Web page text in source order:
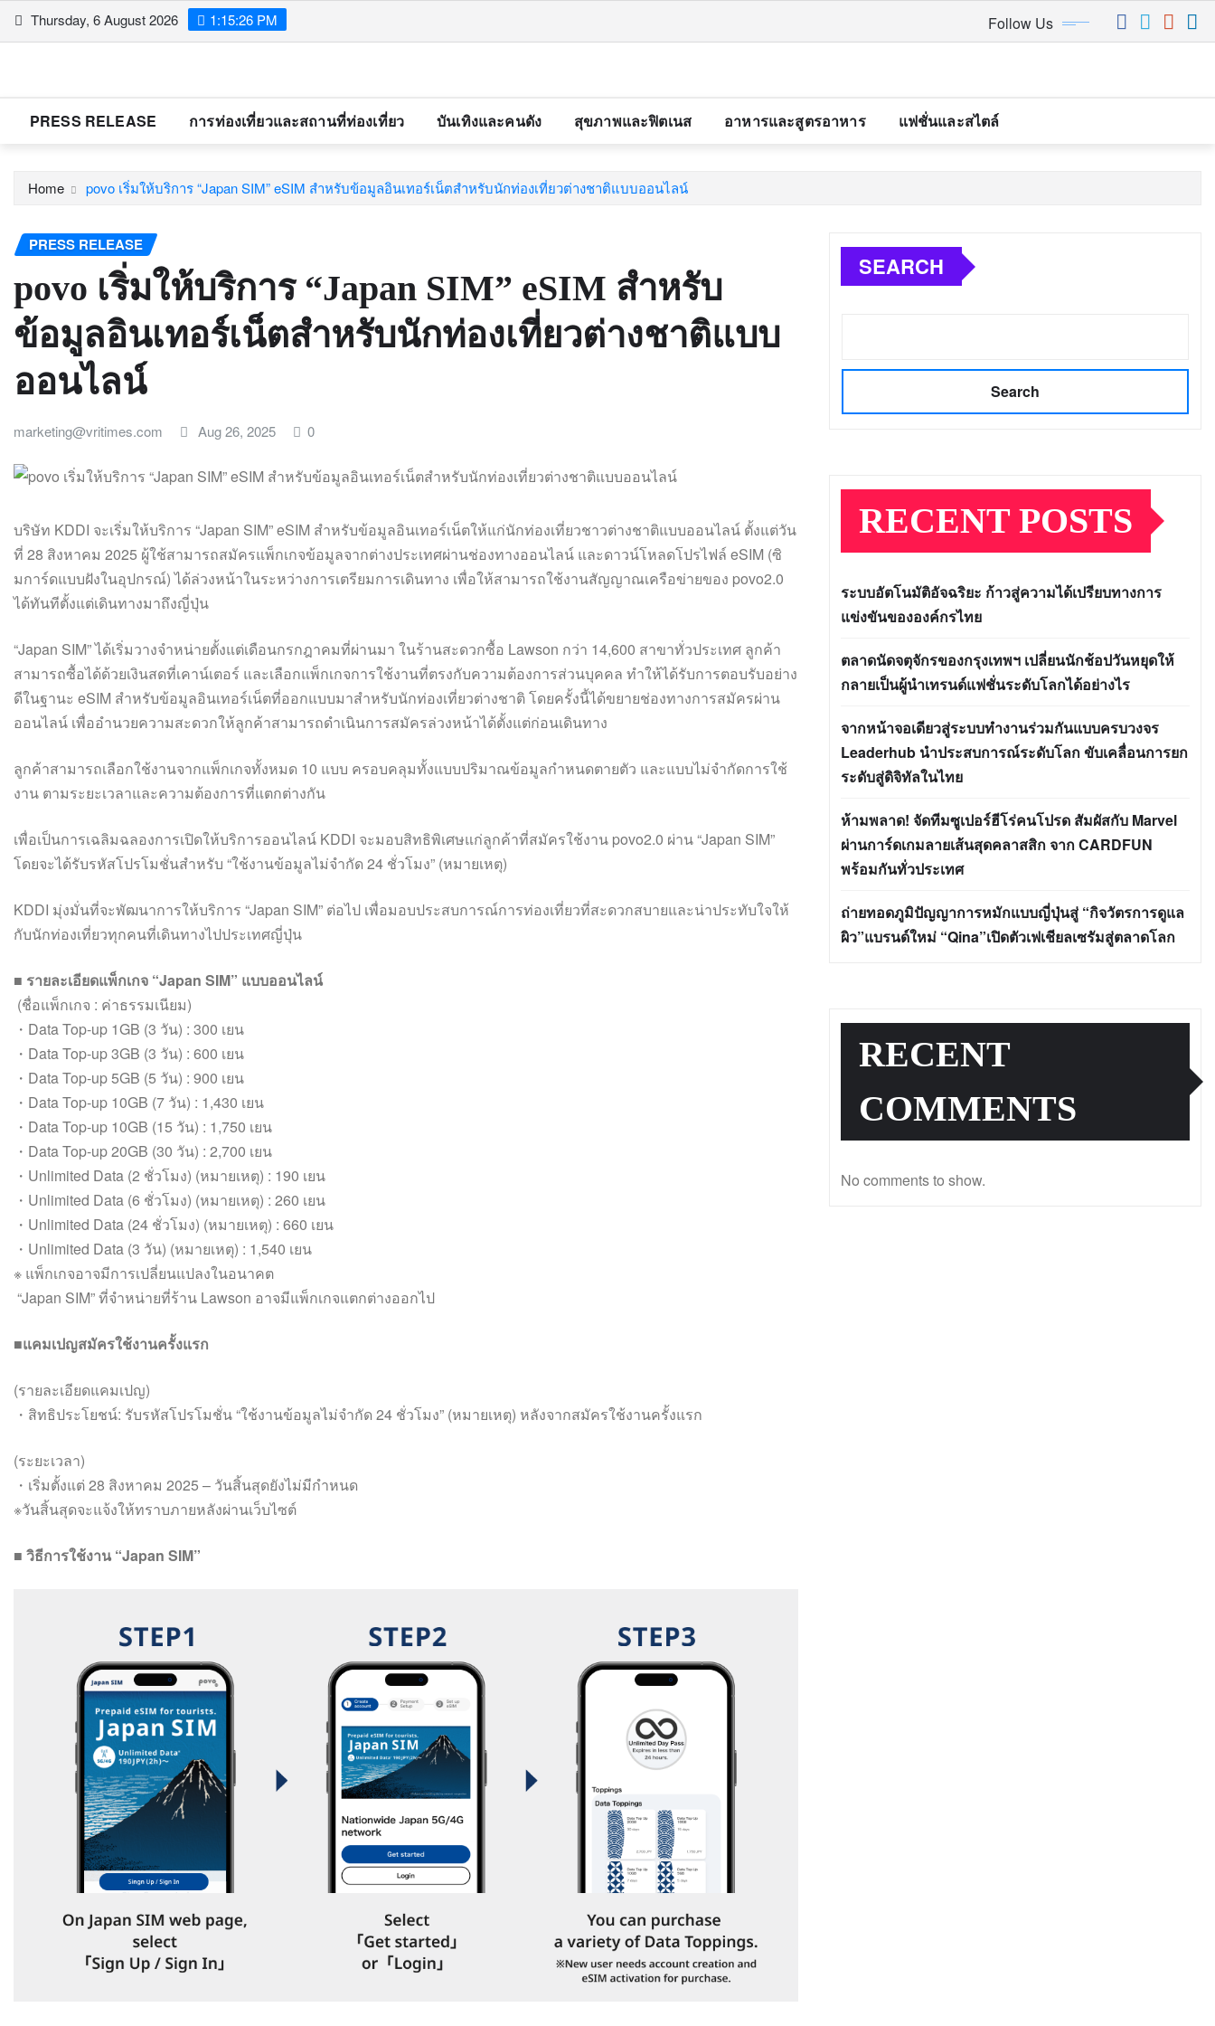
Skip Thursday, 6 August 2026 1:15:27 PM Follow Us
PRESS RELEASE การท่องเที่ยวและสถานที่ท่องเที่ยว บันเทิงและคนดัง สุขภาพและฟิตเนส อาหารและสูตรอาหาร แฟชั่นและสไตล์
Home povo เริ่มให้บริการ “Japan SIM” eSIM สำหรับข้อมูลอินเทอร์เน็ตสำหรับนักท่องเที่ยวต่างชาติแบบออนไลน์
PRESS RELEASE
povo เริ่มให้บริการ “Japan SIM” eSIM สำหรับ
ข้อมูลอินเทอร์เน็ตสำหรับนักท่องเที่ยวต่างชาติแบบ
ออนไลน์
marketing@vritimes.com Aug 26, 2025 0
บริษัท KDDI จะเริ่มให้บริการ “Japan SIM” eSIM สำหรับข้อมูลอินเทอร์เน็ตให้แก่นักท่องเที่ยวชาวต่างชาติแบบออนไลน์ ตั้งแต่วัน
ที่ 28 สิงหาคม 2025 ผู้ใช้สามารถสมัครแพ็กเกจข้อมูลจากต่างประเทศผ่านช่องทางออนไลน์ และดาวน์โหลดโปรไฟล์ eSIM (ซิ
มการ์ดแบบฝังในอุปกรณ์) ได้ล่วงหน้าในระหว่างการเตรียมการเดินทาง เพื่อให้สามารถใช้งานสัญญาณเครือข่ายของ povo2.0
ได้ทันทีตั้งแต่เดินทางมาถึงญี่ปุ่น
“Japan SIM” ได้เริ่มวางจำหน่ายตั้งแต่เดือนกรกฎาคมที่ผ่านมา ในร้านสะดวกซื้อ Lawson กว่า 14,600 สาขาทั่วประเทศ ลูกค้า
สามารถซื้อได้ด้วยเงินสดที่เคาน์เตอร์ และเลือกแพ็กเกจการใช้งานที่ตรงกับความต้องการส่วนบุคคล ทำให้ได้รับการตอบรับอย่าง
ดีในฐานะ eSIM สำหรับข้อมูลอินเทอร์เน็ตที่ออกแบบมาสำหรับนักท่องเที่ยวต่างชาติ โดยครั้งนี้ได้ขยายช่องทางการสมัครผ่าน
ออนไลน์ เพื่ออำนวยความสะดวกให้ลูกค้าสามารถดำเนินการสมัครล่วงหน้าได้ตั้งแต่ก่อนเดินทาง
ลูกค้าสามารถเลือกใช้งานจากแพ็กเกจทั้งหมด 10 แบบ ครอบคลุมทั้งแบบปริมาณข้อมูลกำหนดตายตัว และแบบไม่จำกัดการใช้
งาน ตามระยะเวลาและความต้องการที่แตกต่างกัน
เพื่อเป็นการเฉลิมฉลองการเปิดให้บริการออนไลน์ KDDI จะมอบสิทธิพิเศษแก่ลูกค้าที่สมัครใช้งาน povo2.0 ผ่าน “Japan SIM”
โดยจะได้รับรหัสโปรโมชั่นสำหรับ “ใช้งานข้อมูลไม่จำกัด 24 ชั่วโมง” (หมายเหตุ)
KDDI มุ่งมั่นที่จะพัฒนาการให้บริการ “Japan SIM” ต่อไป เพื่อมอบประสบการณ์การท่องเที่ยวที่สะดวกสบายและน่าประทับใจให้
กับนักท่องเที่ยวทุกคนที่เดินทางไปประเทศญี่ปุ่น
■ รายละเอียดแพ็กเกจ “Japan SIM” แบบออนไลน์
(ชื่อแพ็กเกจ : ค่าธรรมเนียม)
・Data Top-up 1GB (3 วัน) : 300 เยน
・Data Top-up 3GB (3 วัน) : 600 เยน
・Data Top-up 5GB (5 วัน) : 900 เยน
・Data Top-up 10GB (7 วัน) : 1,430 เยน
・Data Top-up 10GB (15 วัน) : 1,750 เยน
・Data Top-up 20GB (30 วัน) : 2,700 เยน
・Unlimited Data (2 ชั่วโมง) (หมายเหตุ) : 190 เยน
・Unlimited Data (6 ชั่วโมง) (หมายเหตุ) : 260 เยน
・Unlimited Data (24 ชั่วโมง) (หมายเหตุ) : 660 เยน
・Unlimited Data (3 วัน) (หมายเหตุ) : 1,540 เยน
※ แพ็กเกจอาจมีการเปลี่ยนแปลงในอนาคต
“Japan SIM” ที่จำหน่ายที่ร้าน Lawson อาจมีแพ็กเกจแตกต่างออกไป
■แคมเปญสมัครใช้งานครั้งแรก
(รายละเอียดแคมเปญ)
・สิทธิประโยชน์: รับรหัสโปรโมชั่น “ใช้งานข้อมูลไม่จำกัด 24 ชั่วโมง” (หมายเหตุ) หลังจากสมัครใช้งานครั้งแรก
(ระยะเวลา)
・เริ่มตั้งแต่ 28 สิงหาคม 2025 – วันสิ้นสุดยังไม่มีกำหนด
※วันสิ้นสุดจะแจ้งให้ทราบภายหลังผ่านเว็บไซต์
■ วิธีการใช้งาน “Japan SIM”
SEARCH
Search
RECENT POSTS
ระบบอัตโนมัติอัจฉริยะ ก้าวสู่ความได้เปรียบทางการ
แข่งขันขององค์กรไทย
ตลาดนัดจตุจักรของกรุงเทพฯ เปลี่ยนนักช้อปวันหยุดให้
กลายเป็นผู้นำเทรนด์แฟชั่นระดับโลกได้อย่างไร
จากหน้าจอเดียวสู่ระบบทำงานร่วมกันแบบครบวงจร
Leaderhub นำประสบการณ์ระดับโลก ขับเคลื่อนการยก
ระดับสู่ดิจิทัลในไทย
ห้ามพลาด! จัดทีมซูเปอร์ฮีโร่คนโปรด สัมผัสกับ Marvel
ผ่านการ์ดเกมลายเส้นสุดคลาสสิก จาก CARDFUN
พร้อมกันทั่วประเทศ
ถ่ายทอดภูมิปัญญาการหมักแบบญี่ปุ่นสู่ “กิจวัตรการดูแล
ผิว”แบรนด์ใหม่ “Qina”เปิดตัวเฟเชียลเซรัมสู่ตลาดโลก
RECENT
COMMENTS
No comments to show.